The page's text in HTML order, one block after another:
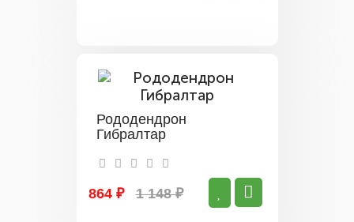
Рододендрон
Гибралтар
864 ₽ 1 148 ₽